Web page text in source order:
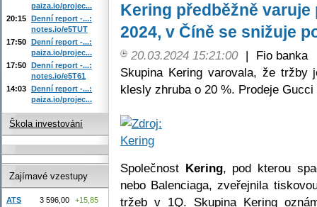
Kering předběžně
2024, v Číně se snižuje
20.03.2024 15:21:00 |
Fio banka
Skupina Kering varovala, že
klesly zhruba o 20 %. Prodeje
Společnost Kering, pod kterou
nebo Balenciaga, zveřejnila
tržeb v 1Q. Skupina Kering
paiza.io/projec...
20:15 Denní report -...:
notes.io/e5TUT
17:50 Denní report -...:
paiza.io/projec...
17:50 Denní report -...:
notes.io/e5T61
14:03 Denní report -...:
paiza.io/projec...
Škola investování
Zajímavé vzestupy
ATS 3 596,00
+15,85